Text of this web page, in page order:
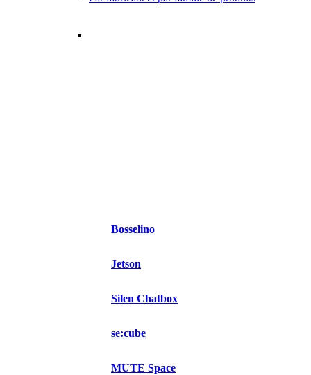
Bosselino
Jetson
Silen Chatbox
se:cube
MUTE Space